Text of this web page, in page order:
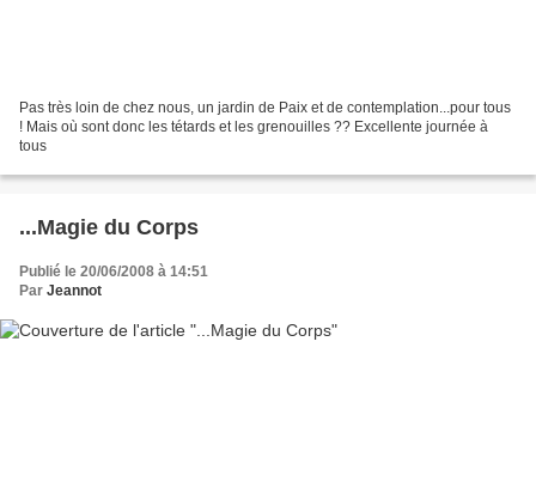
Pas très loin de chez nous, un jardin de Paix et de contemplation...pour tous
! Mais où sont donc les tétards et les grenouilles ?? Excellente journée à
tous
...Magie du Corps
Publié le 20/06/2008 à 14:51
Par Jeannot